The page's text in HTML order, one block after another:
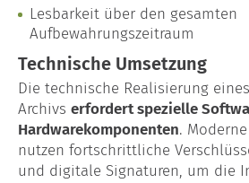
Lesbarkeit über den gesamten
Aufbewahrungszeitraum
Technische Umsetzung
Die technische Realisierung
Archivs erfordert spezielle
Hardwarekomponenten.
nutzen fortschrittliche
und digitale Signaturen, um die